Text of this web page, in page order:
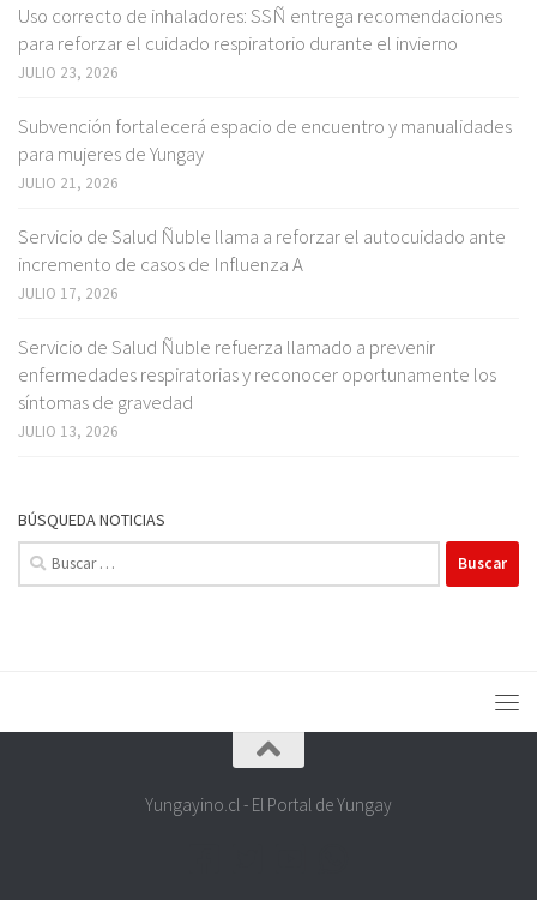
Uso correcto de inhaladores: SSÑ entrega recomendaciones
para reforzar el cuidado respiratorio durante el invierno
JULIO 23, 2026
Subvención fortalecerá espacio de encuentro y manualidades
para mujeres de Yungay
JULIO 21, 2026
Servicio de Salud Ñuble llama a reforzar el autocuidado ante
incremento de casos de Influenza A
JULIO 17, 2026
Servicio de Salud Ñuble refuerza llamado a prevenir
enfermedades respiratorias y reconocer oportunamente los
síntomas de gravedad
JULIO 13, 2026
BÚSQUEDA NOTICIAS
Buscar:
Yungayino.cl - El Portal de Yungay